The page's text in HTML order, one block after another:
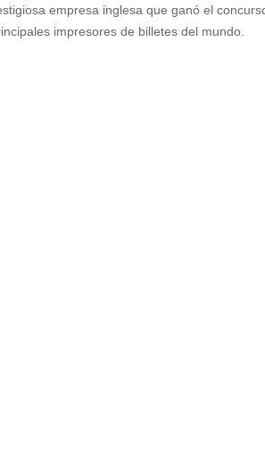
empresa inglesa que ganó el
impresores de billetes del mundo.